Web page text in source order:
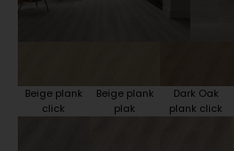
Beige plank
click
Beige plank
plak
Dark Oak
plank click